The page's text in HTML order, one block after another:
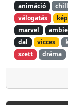
animáció
válogatás
marvel
dal
vicces
szett
dráma